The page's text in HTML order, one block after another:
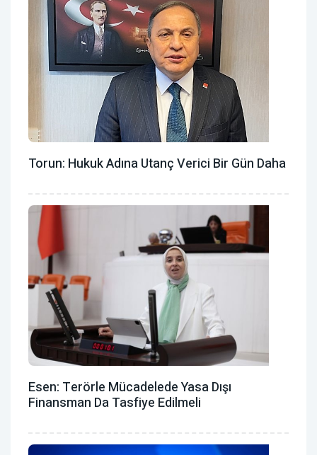
Torun: Hukuk Adına Utanç Verici Bir Gün Daha
Esen: Terörle Mücadelede Yasa Dışı
Finansman Da Tasfiye Edilmeli